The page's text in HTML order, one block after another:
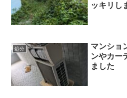
ッキリし
処分
マンショ
ンやカー
ました